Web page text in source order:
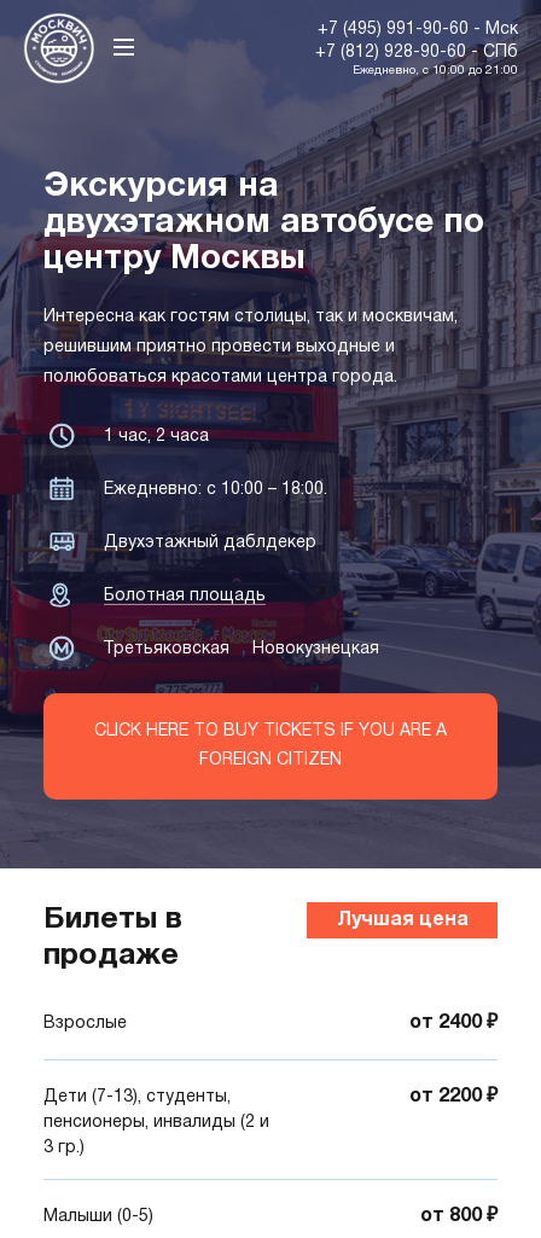
+7 (495) 991-90-60 - Мск
+7 (812) 928-90-60 - СПб
Ежедневно, с 10:00 до 21:00
Экскурсия на
двухэтажном автобусе по
центру Москвы
Интересна как гостям столицы, так и москвичам,
решившим приятно провести выходные и
полюбоваться красотами центра города.
1 час, 2 часа
Ежедневно: с 10:00 – 18:00.
Двухэтажный даблдекер
Болотная площадь
Третьяковская ,Новокузнецкая
CLICK HERE TO BUY TICKETS IF YOU ARE A
FOREIGN CITIZEN
Билеты в
продаже
Лучшая цена
Взрослые от 2400 ₽
Дети (7-13), студенты,
пенсионеры, инвалиды (2 и
3 гр.)
от 2200 ₽
Малыши (0-5) от 800 ₽